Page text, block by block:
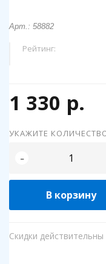
Арт.: 58882
Рейтинг:
1 330 р.
УКАЖИТЕ
-
В корзину
Скидки